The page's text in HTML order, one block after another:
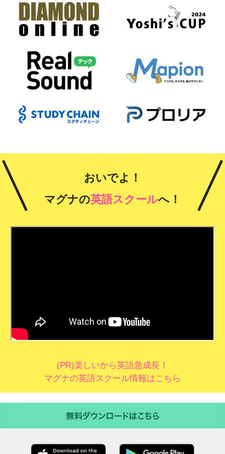
おいでよ！
マグナの英語スクールへ！
(PR)楽しいから英語急成長！
マグナの英語スクール情報はこちら